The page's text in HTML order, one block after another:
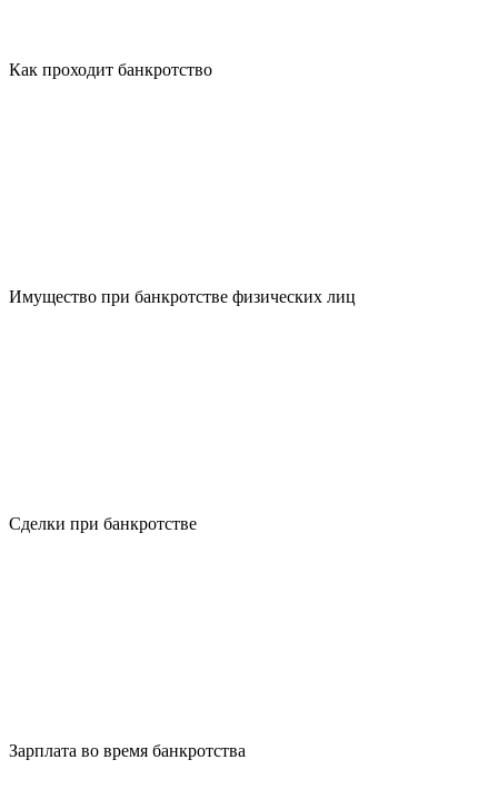
Как проходит банкротство
Имущество при банкротстве физических лиц
Сделки при банкротстве
Зарплата во время банкротства